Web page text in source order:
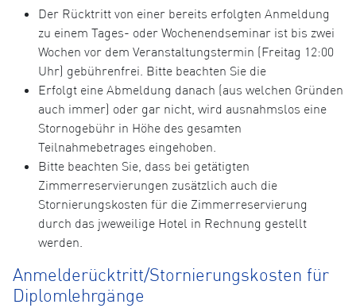
Der Rücktritt von einer bereits erfolgten Anmeldung
zu einem Tages- oder Wochenendseminar ist bis zwei
Wochen vor dem Veranstaltungstermin (Freitag 12:00
Uhr) gebührenfrei. Bitte beachten Sie die
Erfolgt eine Abmeldung danach (aus welchen Gründen
auch immer) oder gar nicht, wird ausnahmslos eine
Stornogebühr in Höhe des gesamten
Teilnahmebetrages eingehoben.
Bitte beachten Sie, dass bei getätigten
Zimmerreservierungen zusätzlich auch die
Stornierungskosten für die Zimmerreservierung
durch das jweweilige Hotel in Rechnung gestellt
werden.
Anmelderücktritt/Stornierungskosten für
Diplomlehrgänge